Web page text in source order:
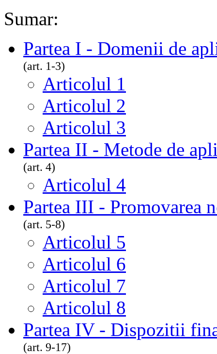
Sumar:
Partea I - Domenii de
(art. 1-3)
Articolul 1
Articolul 2
Articolul 3
Partea II - Metode de
(art. 4)
Articolul 4
Partea III - Promovarea
(art. 5-8)
Articolul 5
Articolul 6
Articolul 7
Articolul 8
Partea IV - Dispozitii
(art. 9-17)